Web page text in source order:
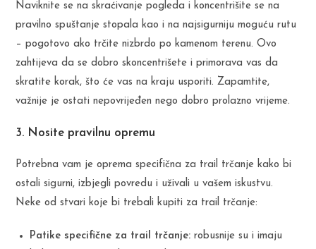
Naviknite se na skraćivanje pogleda i koncentrišite se na
pravilno spuštanje stopala kao i na najsigurniju moguću rutu
– pogotovo ako trčite nizbrdo po kamenom terenu. Ovo
zahtijeva da se dobro skoncentrišete i primorava vas da
skratite korak, što će vas na kraju usporiti. Zapamtite,
važnije je ostati nepovrijeđen nego dobro prolazno vrijeme.
3. Nosite pravilnu opremu
Potrebna vam je oprema specifična za trail trčanje kako bi
ostali sigurni, izbjegli povredu i uživali u vašem iskustvu.
Neke od stvari koje bi trebali kupiti za trail trčanje:
Patike specifične za trail trčanje: robusnije su i imaju